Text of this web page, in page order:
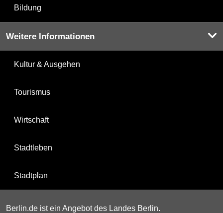
Bildung
Weitere Informationen
Kultur & Ausgehen
Tourismus
Wirtschaft
Stadtleben
Stadtplan
Berlin.de ist ein Angebot des Landes Berlin.